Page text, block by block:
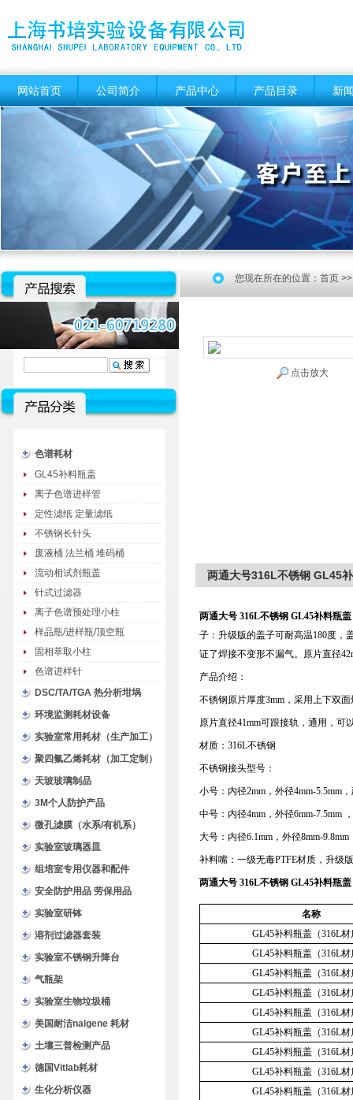
网站首页 公司简介 产品中心 产品目录 新
色谱耗材
GL45补料瓶盖
离子色谱进样管
定性滤纸 定量滤纸
不锈钢长针头
废液桶 法兰桶 堆码桶
流动相试剂瓶盖
针式过滤器
离子色谱预处理小柱
样品瓶/进样瓶/顶空瓶
固相萃取小柱
色谱进样针
DSC/TA/TGA 热分析坩埚
环境监测耗材设备
实验室常用耗材（生产加工）
聚四氟乙烯耗材（加工定制）
天玻玻璃制品
3M个人防护产品
微孔滤膜（水系/有机系）
实验室玻璃器皿
组培室专用仪器和配件
安全防护用品 劳保用品
实验室研钵
溶剂过滤器套装
实验室不锈钢升降台
气瓶架
实验室生物垃圾桶
美国耐洁nalgene 耗材
土壤三普检测产品
德国Vitlab耗材
生化分析仪器
您现在所在的位置： 首页
点击放大
两通大号316L不锈钢 GL45
两通大号 316L不锈钢 GL45补料瓶
子：升级版的盖子可耐高温180度，
证了焊接不变形不漏气。原片直径
产品介绍：
不锈钢原片厚度3mm，采用上下双
原片直径41mm可跟接轨，通用，可
材质：316L不锈钢
不锈钢接头型号：
小号：内径2mm，外径4mm-5.5mm
中号：内径4mm，外径6mm-7.5mm
大号：内径6.1mm，外径8mm-
补料嘴：一级无毒PTFE材质，升级
两通大号 316L不锈钢 GL45补料瓶
名称
GL45补料瓶盖（316L材
GL45补料瓶盖（316L材
GL45补料瓶盖（316L材
GL45补料瓶盖（316L材
GL45补料瓶盖（316L材
GL45补料瓶盖（316L材
GL45补料瓶盖（316L材
GL45补料瓶盖（316L材
GL45补料瓶盖（316L材